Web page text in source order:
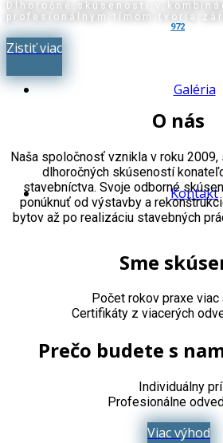
972
Galéria
Kontakt
Dlhoročné skúsenosti v
profesionálnym tímom tvoria
Zistiť viac
O nás
Naša spoločnosť vznikla v roku 2009,
dlhoročných skúseností
stavebníctva. Svoje odborné
ponúknuť od výstavby a
bytov až po realizáciu stavebných
Sme
Počet rokov praxe
Certifikáty z viacerých
Prečo budete s
Individuálny
Profesionálne
Viac výhod